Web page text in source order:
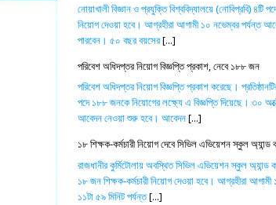
নোয়াখালী বিজ্ঞান ও প্রযুক্তি বিশ্ববিদ্যালয়ে (নোবিপ্রবি) ৪টি
নিয়োগ দেওয়া হবে। আগ্রহীরা আগামী ১০ নভেম্বর পর্যন্ত
পারবেন। ৫০ বছর বয়সের[...]
পরিবেশ অধিদপ্তর নিয়োগ বিজ্ঞপ্তি প্রকাশ, নেবে ১৮৮ জন
পরিবেশ অধিদপ্তর নিয়োগ বিজ্ঞপ্তি প্রকাশ করেছে।
পদে ১৮৮ জনকে নিয়োগের লক্ষ্যে এ বিজ্ঞপ্তি দিয়েছে। ৩০
আবেদন নেওয়া শুরু হবে। আবেদন[...]
১৮ শিক্ষক-কর্মচারী নিয়োগ দেবে সিভিল এভিয়েশন স্কুল
রাজধানীর কুর্মিটোলায় অবস্থিত সিভিল এভিয়েশন স্কুল অ্যান্ড
১৮ জন শিক্ষক-কর্মচারী নিয়োগ দেওয়া হবে। আগ্রহীরা আগামী
১১টা ৫৯ মিনিট পর্যন্ত[...]